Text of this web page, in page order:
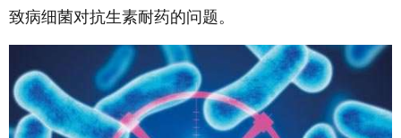
致病细菌对抗生素耐药的问题。